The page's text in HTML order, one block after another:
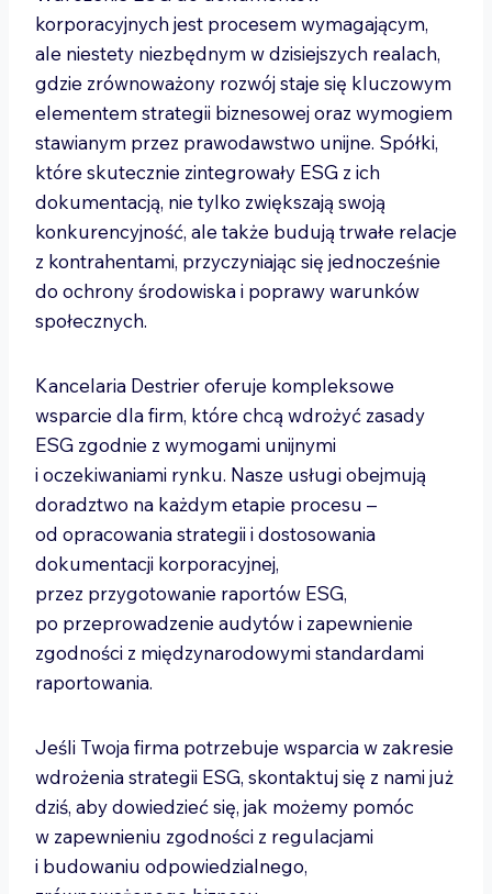
korporacyjnych jest procesem wymagającym,
ale niestety niezbędnym w dzisiejszych realach,
gdzie zrównoważony rozwój staje się kluczowym
elementem strategii biznesowej oraz wymogiem
stawianym przez prawodawstwo unijne. Spółki,
które skutecznie zintegrowały ESG z ich
dokumentacją, nie tylko zwiększają swoją
konkurencyjność, ale także budują trwałe relacje
z kontrahentami, przyczyniając się jednocześnie
do ochrony środowiska i poprawy warunków
społecznych.
Kancelaria Destrier oferuje kompleksowe
wsparcie dla firm, które chcą wdrożyć zasady
ESG zgodnie z wymogami unijnymi
i oczekiwaniami rynku. Nasze usługi obejmują
doradztwo na każdym etapie procesu –
od opracowania strategii i dostosowania
dokumentacji korporacyjnej,
przez przygotowanie raportów ESG,
po przeprowadzenie audytów i zapewnienie
zgodności z międzynarodowymi standardami
raportowania.
Jeśli Twoja firma potrzebuje wsparcia w zakresie
wdrożenia strategii ESG, skontaktuj się z nami już
dziś, aby dowiedzieć się, jak możemy pomóc
w zapewnieniu zgodności z regulacjami
i budowaniu odpowiedzialnego,